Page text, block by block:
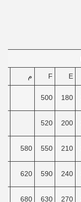
E
F م
180
500
200
520
210
550
580
240
590
620
270
630
680